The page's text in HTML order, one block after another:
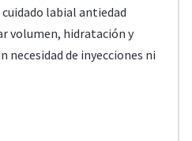
labial antiedad
volumen, hidratación y
necesidad de inyecciones ni